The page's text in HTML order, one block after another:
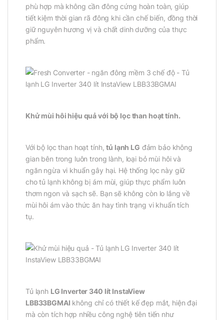
phù hợp mà không cần đông cứng hoàn toàn, giúp
tiết kiệm thời gian rã đông khi cần chế biến, đồng thời
giữ nguyên hương vị và chất dinh dưỡng của thực
phẩm.
Khử mùi hôi hiệu quả với bộ lọc than hoạt tính.
Với bộ lọc than hoạt tính,tủ lạnh LG đảm bảo không
gian bên trong luôn trong lành, loại bỏ mùi hôi và
ngăn ngừa vi khuẩn gây hại. Hệ thống lọc này giữ
cho tủ lạnh không bị ám mùi, giúp thực phẩm luôn
thơm ngon và sạch sẽ. Bạn sẽ không còn lo lắng về
mùi hôi ám vào thức ăn hay tình trạng vi khuẩn tích
tụ.
Tủ lạnh LG Inverter 340 lít InstaView
LBB33BGMAI không chỉ có thiết kế đẹp mắt, hiện đại
mà còn tích hợp nhiều công nghệ tiên tiến như